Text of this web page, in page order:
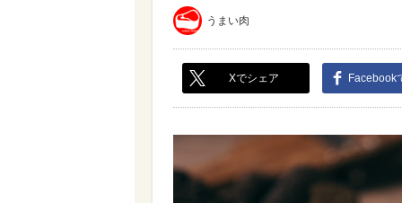
うまい肉
Xでシェア Facebook